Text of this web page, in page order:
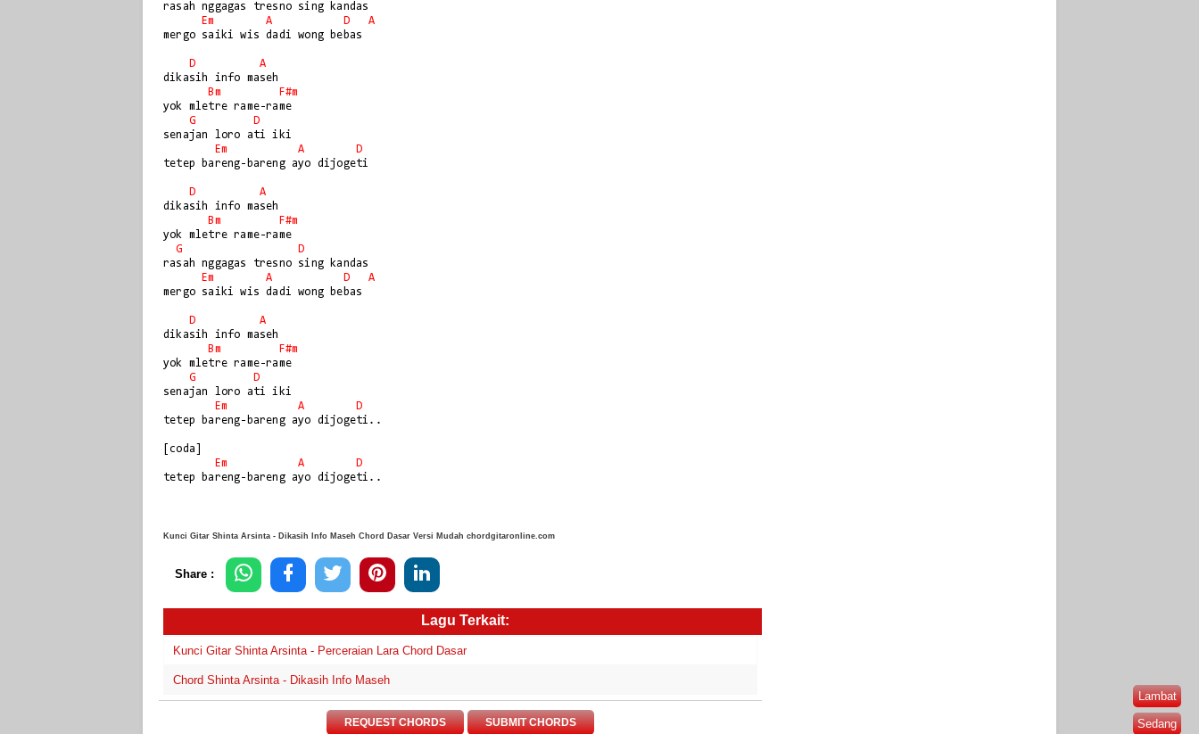
Lambat
Sedang
rasah nggagas tresno sing kandas
Em
A D
A
mergo saiki wis dadi wong bebas
D
A
dikasih info maseh
Bm
F#m
yok mletre rame-rame
G
D
senajan loro ati iki
Em
A
D
tetep bareng-bareng ayo dijogeti
D
A
dikasih info maseh
Bm
F#m
yok mletre rame-rame
G
D
rasah nggagas tresno sing kandas
Em
A D
A
mergo saiki wis dadi wong bebas
D
A
dikasih info maseh
Bm
F#m
yok mletre rame-rame
G
D
senajan loro ati iki
Em
A
D
tetep bareng-bareng ayo dijogeti..
[coda]
Em
A
D
Kunci Gitar Shinta Arsinta - Dikasih Info Maseh Chord Dasar Versi Mudah chordgitaronline.com
Share :
Lagu Terkait:
Kunci Gitar Shinta Arsinta - Perceraian Lara Chord Dasar
Chord Shinta Arsinta - Dikasih Info Maseh
REQUEST CHORDS SUBMIT CHORDS